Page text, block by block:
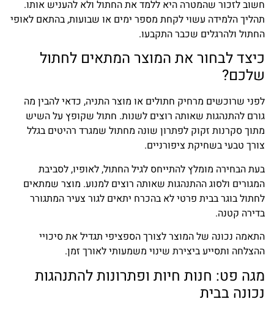
חשוב לזכור שהמטרה היא ללמד את החתול ולא להעניש אותו.
תהליך הלמידה עשוי לקחת מספר ימים או שבועות, בהתאם לאופי
החתול ולהרגלים שכבר התקבעו.
כיצד לבחור את המוצר המתאים לחתול
שלכם?
לפני שרוכשים מרחיק חתולים או מוצר התניה, כדאי להבין מה
גורם להתנהגות שאותה רוצים לשנות. חתול שקופץ על השיש
מתוך סקרנות זקוק לפתרון שונה מחתול שמגרד רהיטים בגלל
צורך טבעי בשחיקת ציפורניים.
בעת הבחירה מומלץ להתייחס לגיל החתול, לאופיו, לסביבת
המגורים ולסוג ההתנהגות שאותה רוצים למנוע. מוצר שמתאים
לחתול בוגר בבית פרטי לא בהכרח יתאים לגור צעיר המתגורר
בדירה קטנה.
התאמה נכונה של המוצר לצורך הספציפי תגדיל את סיכויי
ההצלחה ותסייע ביצירת שינוי משמעותי לאורך זמן.
מגה פט: חנות חיות ופתרונות להתנהגות
נכונה בבית